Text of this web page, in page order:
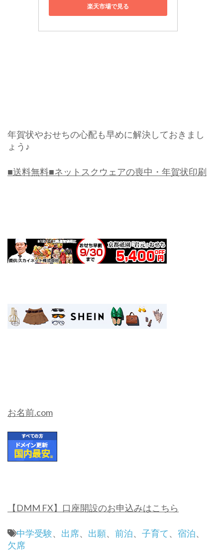
楽天市場で見る
年賀状やおせちの心配も早めに解決しておきまし
ょう♪
■送料無料■ネットスクウェアの喪中・年賀状印刷
お名前.com
【DMM FX】口座開設のお申込みはこちら
中学受験、 出席、 出願、 前泊、 子育て、 宿泊、
欠席